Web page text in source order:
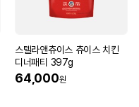
스텔라앤츄이스 츄이스 치킨
디너패티 397g
64,000원